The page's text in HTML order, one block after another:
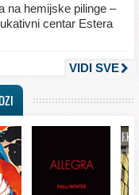
i umetnosti
na hemijske pilinge –
centar Estera
VIDI SVE